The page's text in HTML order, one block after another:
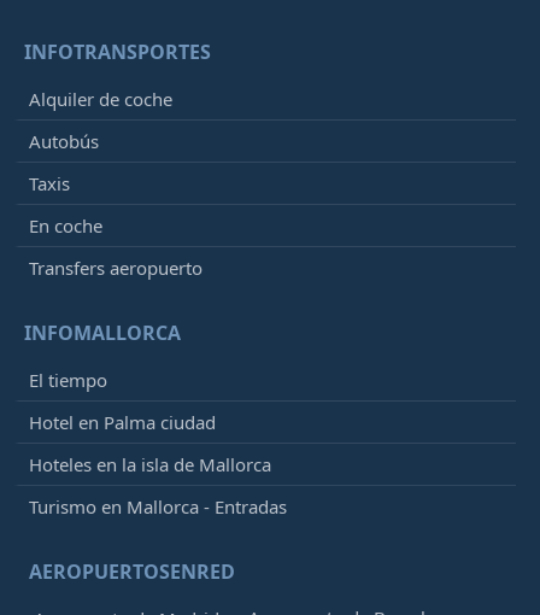
INFOTRANSPORTES
Alquiler de coche
Autobús
Taxis
En coche
Transfers aeropuerto
INFOMALLORCA
El tiempo
Hotel en Palma ciudad
Hoteles en la isla de Mallorca
Turismo en Mallorca - Entradas
AEROPUERTOSENRED